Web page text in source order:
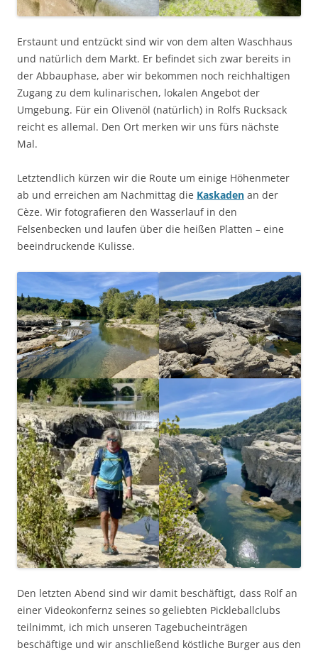
Erstaunt und entzückt sind wir von dem alten Waschhaus
und natürlich dem Markt. Er befindet sich zwar bereits in
der Abbauphase, aber wir bekommen noch reichhaltigen
Zugang zu dem kulinarischen, lokalen Angebot der
Umgebung. Für ein Olivenöl (natürlich) in Rolfs Rucksack
reicht es allemal. Den Ort merken wir uns fürs nächste
Mal.
Letztendlich kürzen wir die Route um einige Höhenmeter
ab und erreichen am Nachmittag die Kaskaden an der
Cèze. Wir fotografieren den Wasserlauf in den
Felsenbecken und laufen über die heißen Platten – eine
beeindruckende Kulisse.
Den letzten Abend sind wir damit beschäftigt, dass Rolf an
einer Videokonfernz seines so geliebten Pickleballclubs
teilnimmt, ich mich unseren Tagebucheinträgen
beschäftige und wir anschließend köstliche Burger aus den